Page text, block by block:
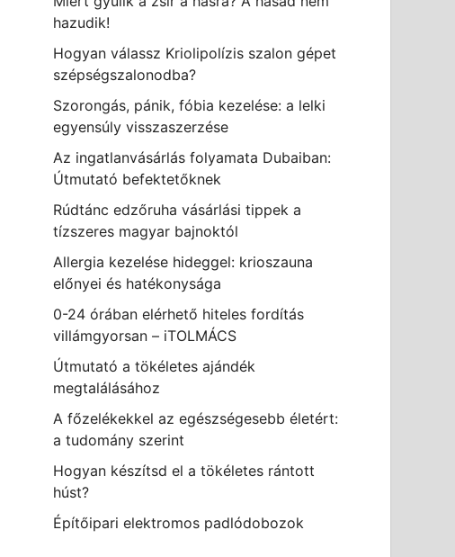
hazudik!
Hogyan válassz Kriolipolízis szalon gépet
szépségszalonodba?
Szorongás, pánik, fóbia kezelése: a lelki
egyensúly visszaszerzése
Az ingatlanvásárlás folyamata Dubaiban:
Útmutató befektetőknek
Rúdtánc edzőruha vásárlási tippek a
tízszeres magyar bajnoktól
Allergia kezelése hideggel: krioszauna
előnyei és hatékonysága
0-24 órában elérhető hiteles fordítás
villámgyorsan – iTOLMÁCS
Útmutató a tökéletes ajándék
megtalálásához
A főzelékekkel az egészségesebb életért:
a tudomány szerint
Hogyan készítsd el a tökéletes rántott
húst?
Építőipari elektromos padlódobozok